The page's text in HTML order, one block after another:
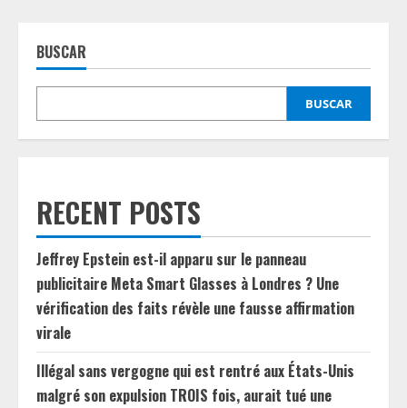
BUSCAR
BUSCAR
RECENT POSTS
Jeffrey Epstein est-il apparu sur le panneau
publicitaire Meta Smart Glasses à Londres ? Une
vérification des faits révèle une fausse affirmation
virale
Illégal sans vergogne qui est rentré aux États-Unis
malgré son expulsion TROIS fois, aurait tué une